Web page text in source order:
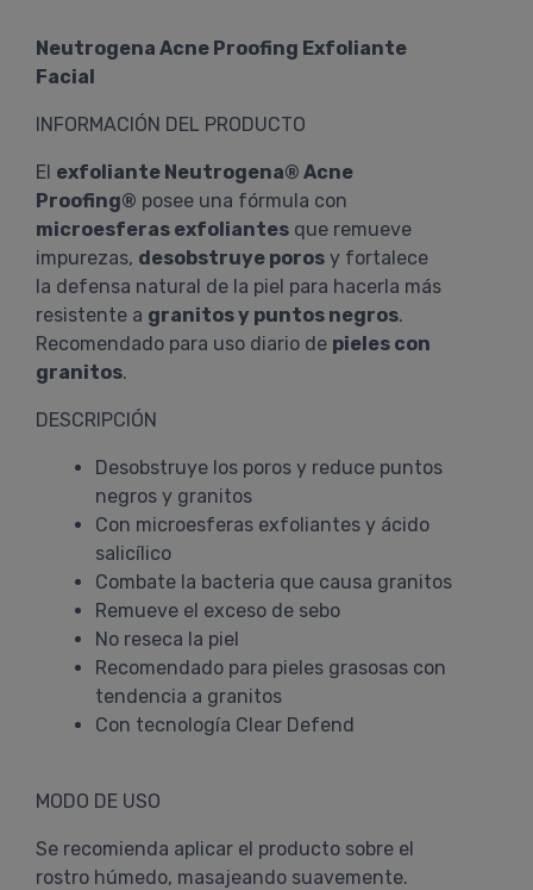
Neutrogena Acne Proofing Exfoliante
Facial
INFORMACIÓN DEL PRODUCTO
El exfoliante Neutrogena® Acne
Proofing® posee una fórmula con
microesferas exfoliantes que remueve
impurezas, desobstruye poros y fortalece
la defensa natural de la piel para hacerla más
resistente a granitos y puntos negros.
Recomendado para uso diario de pieles con
granitos.
DESCRIPCIÓN
Desobstruye los poros y reduce puntos
negros y granitos
Con microesferas exfoliantes y ácido
salicílico
Combate la bacteria que causa granitos
Remueve el exceso de sebo
No reseca la piel
Recomendado para pieles grasosas con
tendencia a granitos
Con tecnología Clear Defend
MODO DE USO
Se recomienda aplicar el producto sobre el
rostro húmedo, masajeando suavemente.